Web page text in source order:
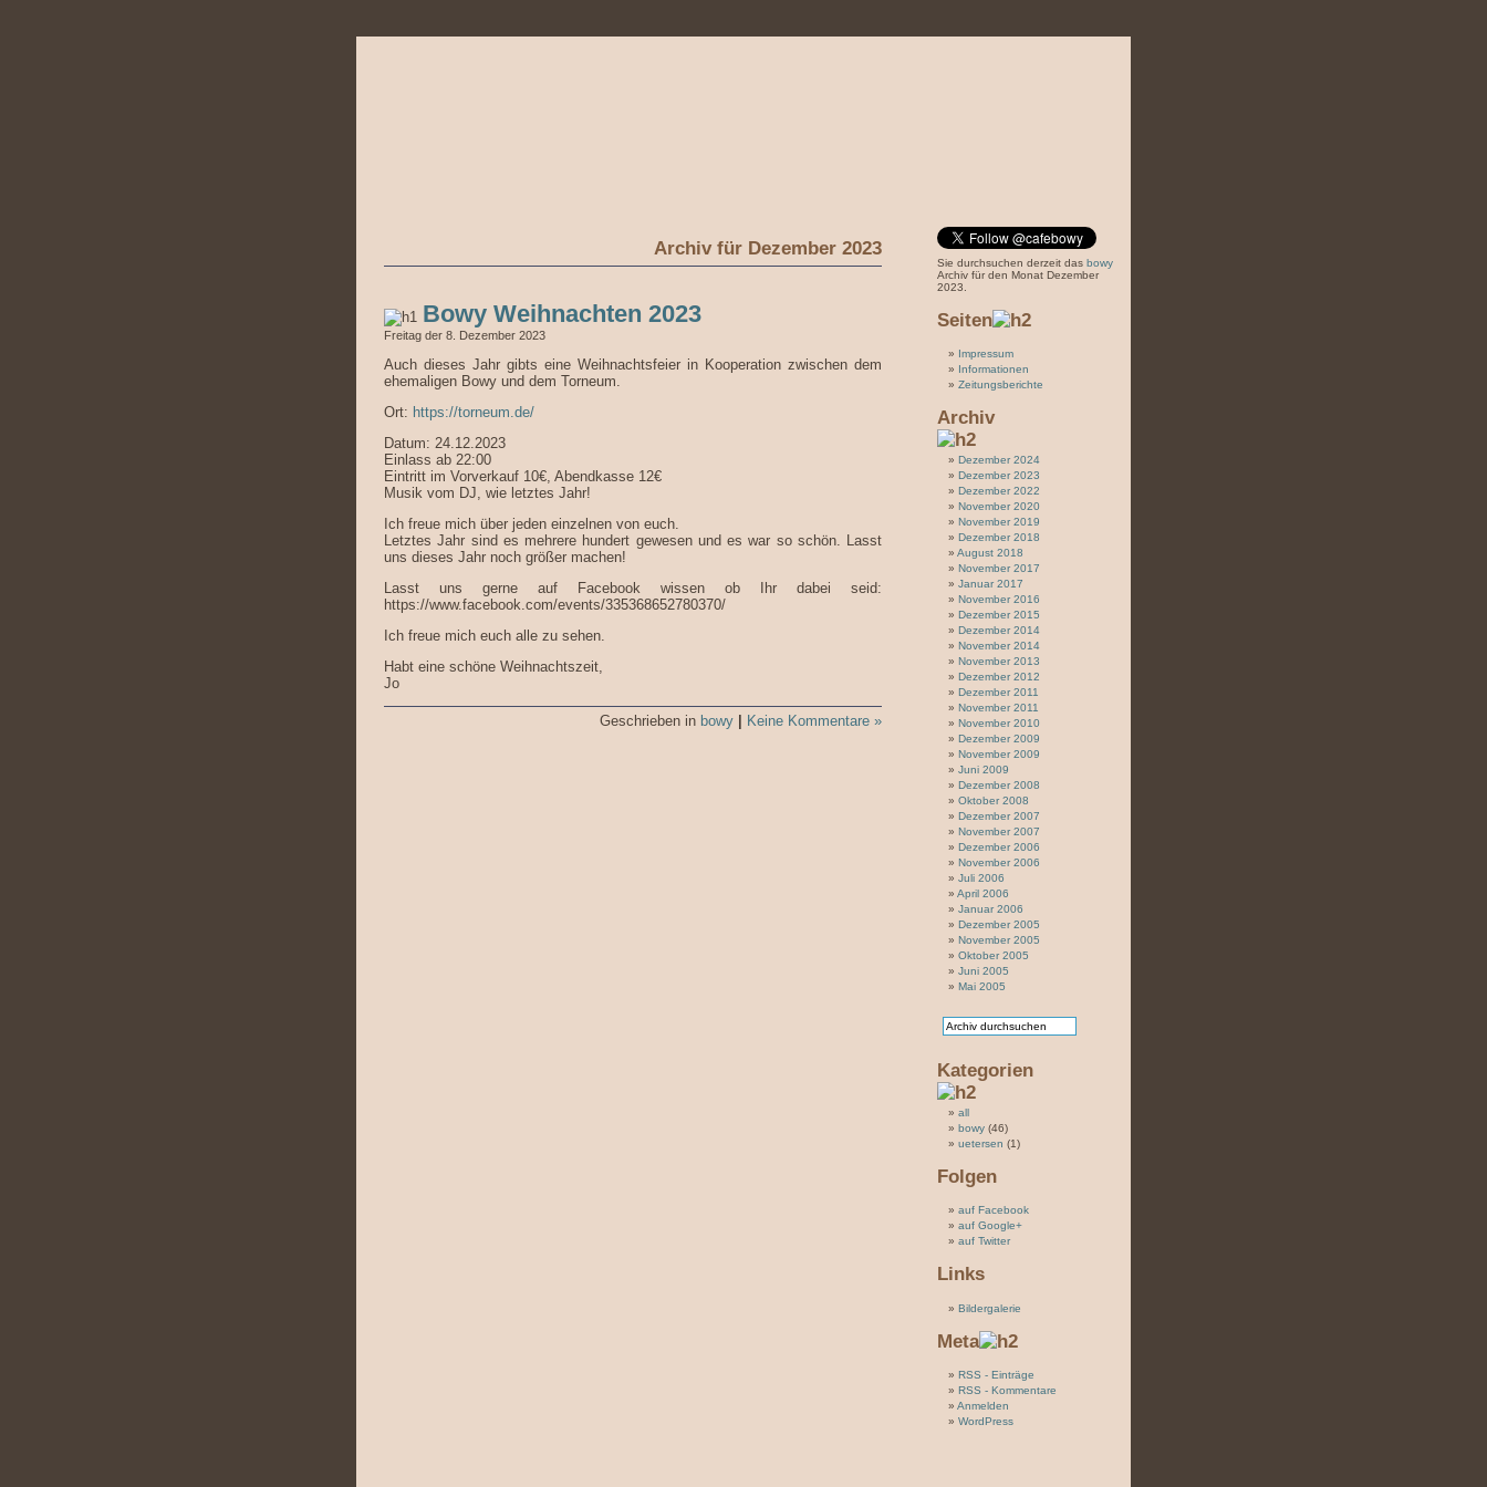
Archiv für Dezember 2023
Bowy Weihnachten 2023
Freitag der 8. Dezember 2023
Auch dieses Jahr gibts eine Weihnachtsfeier in Kooperation zwischen dem
ehemaligen Bowy und dem Torneum.
Ort: https://torneum.de/
Datum: 24.12.2023
Einlass ab 22:00
Eintritt im Vorverkauf 10€, Abendkasse 12€
Musik vom DJ, wie letztes Jahr!
Ich freue mich über jeden einzelnen von euch.
Letztes Jahr sind es mehrere hundert gewesen und es war so schön. Lasst
uns dieses Jahr noch größer machen!
Lasst uns gerne auf Facebook wissen ob Ihr dabei seid:
https://www.facebook.com/events/335368652780370/
Ich freue mich euch alle zu sehen.
Habt eine schöne Weihnachtszeit,
Jo
Geschrieben in bowy Keine Kommentare »
Sie durchsuchen derzeit das bowy
Archiv für den Monat Dezember
2023.
Seiten
Impressum
Informationen
Zeitungsberichte
Archiv
Dezember 2024
Dezember 2023
Dezember 2022
November 2020
November 2019
Dezember 2018
August 2018
November 2017
Januar 2017
November 2016
Dezember 2015
Dezember 2014
November 2014
November 2013
Dezember 2012
Dezember 2011
November 2011
November 2010
Dezember 2009
November 2009
Juni 2009
Dezember 2008
Oktober 2008
Dezember 2007
November 2007
Dezember 2006
November 2006
Juli 2006
April 2006
Januar 2006
Dezember 2005
November 2005
Oktober 2005
Juni 2005
Mai 2005
Kategorien
all
bowy (46)
uetersen (1)
Folgen
auf Facebook
auf Google+
auf Twitter
Links
Bildergalerie
Meta
RSS - Einträge
RSS - Kommentare
Anmelden
WordPress